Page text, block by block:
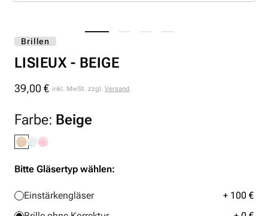
Brillen
LISIEUX - BEIGE
Normaler
39,00 € inkl. MwSt. zzgl. Versand
Farbe: Beige
Bitte Gläsertyp wählen:
Einstärkengläser
+ 100 €